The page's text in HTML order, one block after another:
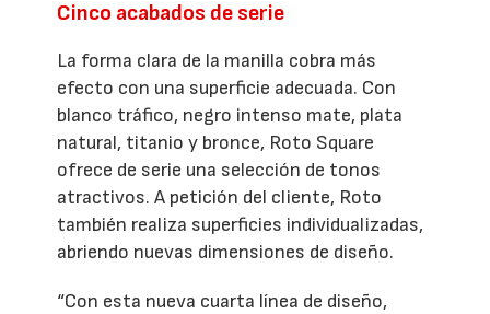
Cinco acabados de serie
La forma clara de la manilla cobra más
efecto con una superficie adecuada. Con
blanco tráfico, negro intenso mate, plata
natural, titanio y bronce, Roto Square
ofrece de serie una selección de tonos
atractivos. A petición del cliente, Roto
también realiza superficies individualizadas,
abriendo nuevas dimensiones de diseño.
“Con esta nueva cuarta línea de diseño,